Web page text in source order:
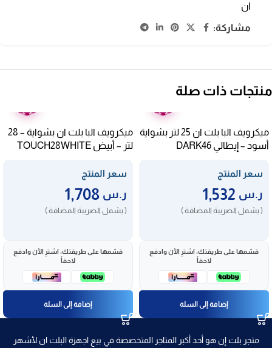
ان
مشاركة:
منتجات ذات صلة
ميكرويف البا بلت ان 25 لتر بشواية
أسود – إيطالي DARK46
سعر المنتج
ر.س
( يشمل الضريبة المضافة )
قسّمها على طريقتك، اشترِ الآن وادفع
لاحقاً
إضافة إلى السلة
ميكرويف البا بلت ان بشواية – 28
لتر – أبيض TOUCH28WHITE
سعر المنتج
ر.س
( يشمل الضريبة المضافة )
قسّمها على طريقتك، اشترِ الآن وادفع
لاحقاً
إضافة إلى السلة
متجر بلت إن هو أحد أكبر المتاجر المتخصصة في بيع اجهزة البلت ان لأشهر